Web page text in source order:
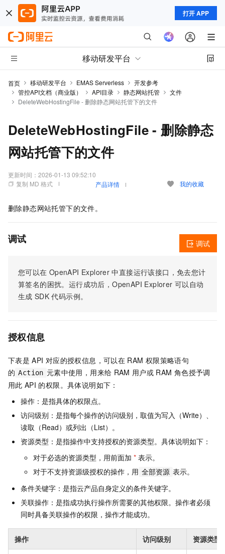
打开 APP
移动研发平台
首页 移动研发平台 EMAS Serverless
开发参考
管控API文档（商业版）
API目录 静态网站托管
文件
DeleteWebHostingFile - 删除静态网站托管下的文件
DeleteWebHostingFile - 删除静态
网站托管下的文件
更新时间： 2026-01-13 09:52:10
复制 MD 格式
产品详情 我的收藏
删除静态网站托管下的文件。
调试
您可以在 OpenAPI Explorer 中直接运行该接口，免去您计
算签名的困扰。运行成功后，OpenAPI Explorer 可以自动
生成 SDK 代码示例。
调试
授权信息
下表是 API 对应的授权信息，可以在 RAM 权限策略语句
的 Action 元素中使用，用来给 RAM 用户或 RAM 角色授予调
用此 API 的权限。具体说明如下：
操作：是指具体的权限点。
访问级别：是指每个操作的访问级别，取值为写入（Write）、
读取（Read）或列出（List）。
资源类型：是指操作中支持授权的资源类型。具体说明如下：
对于必选的资源类型，用前面加 * 表示。
对于不支持资源级授权的操作，用 全部资源 表示。
条件关键字：是指云产品自身定义的条件关键字。
关联操作：是指成功执行操作所需要的其他权限。操作者必须
同时具备关联操作的权限，操作才能成功。
操作 访问级别 资源类型